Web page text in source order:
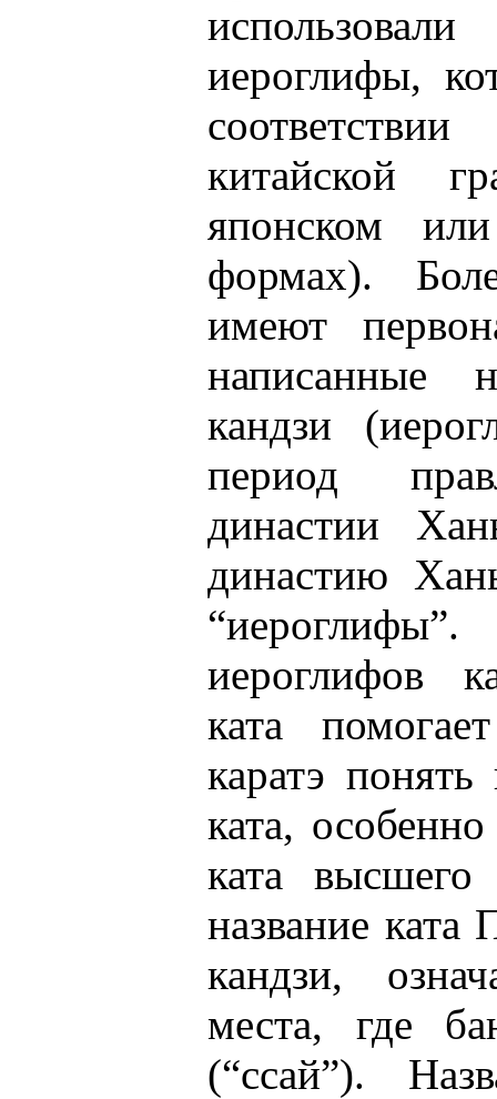
иероглифы,
китайской
японском
формах).
имеют
написанные
кандзи
период
династии
династию
иероглифов
ката
каратэ понять
ката,
ката
название ката
кандзи,
места, где
(“ссай”).